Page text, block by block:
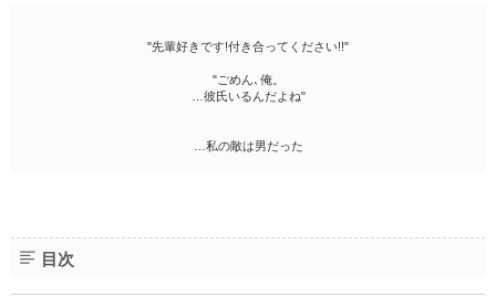
"先輩好きです!付き合ってください!!"
"ごめん､俺。
…彼氏いるんだよね"
…私の敵は男だった
目次